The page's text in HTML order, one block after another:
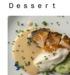
Ｄｅｓｓｅｒｔ